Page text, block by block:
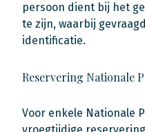
persoon dient bij het
te zijn, waarbij
identificatie.
Reservering Nationale
Voor enkele Nationale